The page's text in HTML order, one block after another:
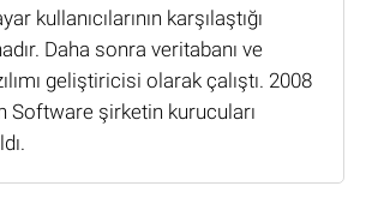
kullanıcılarının karşılaştığı
Daha sonra veritabanı ve
geliştiricisi olarak çalıştı. 2008
Software şirketin kurucuları